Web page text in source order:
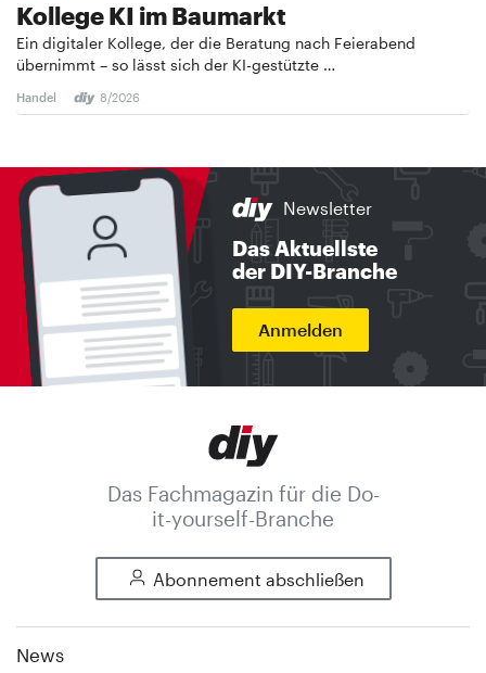
Kollege KI im Baumarkt
Ein digitaler Kollege, der die Beratung nach Feierabend
übernimmt – so lässt sich der KI-gestützte …
Handel 8/2026
Newsletter
Das Aktuellste
der DIY-Branche
Anmelden
Das Fachmagazin für die Do-
it-yourself-Branche
Abonnement abschließen
News